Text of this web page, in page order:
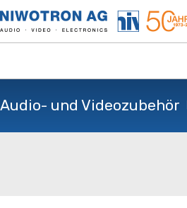
Audio- und Videozubehör